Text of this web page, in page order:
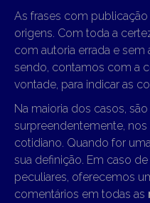
As frases com
origens. Com toda a
com autoria errada e
sendo, contamos com a
vontade, para indicar as
Na maioria dos casos,
surpreendentemente,
cotidiano. Quando for
sua definição. Em caso
peculiares, oferecemos
comentários em todas as